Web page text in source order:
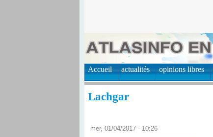
Accueil actualités opinions libres
Lachgar
mer, 01/04/2017 - 10:26